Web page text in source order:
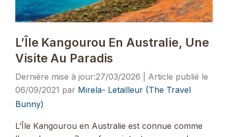
L’Île Kangourou En Australie, Une
Visite Au Paradis
27/03/2026
06/09/2021 par Mirela- Letailleur (The Travel
Bunny)
L’Île Kangourou en Australie est connue comme